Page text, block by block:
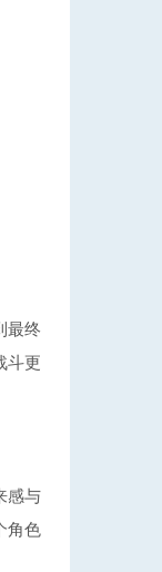
最终
斗更
感与
角色